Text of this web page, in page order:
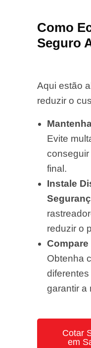
Como
Seguro
Aqui estão
reduzir o
Evite
final.
Instale
reduzir o
Obtenha
garantir a
Cotar
em